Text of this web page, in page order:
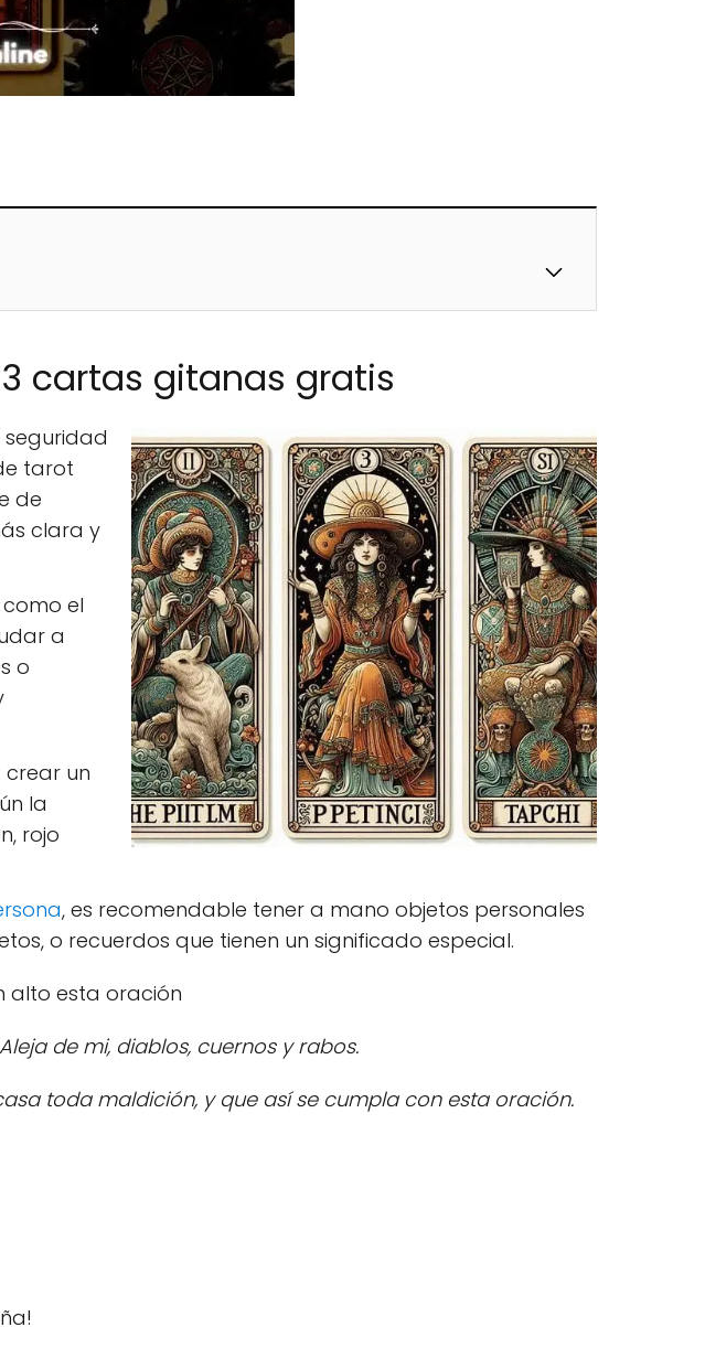
cartas gitanas gratis
tarot
de
clara y
el
a
o
crear un
la
rojo
, es recomendable tener a mano objetos personales
o recuerdos que tienen un significado especial.
alto esta oración
de mi, diablos, cuernos y rabos.
toda maldición, y que así se cumpla con esta oración.